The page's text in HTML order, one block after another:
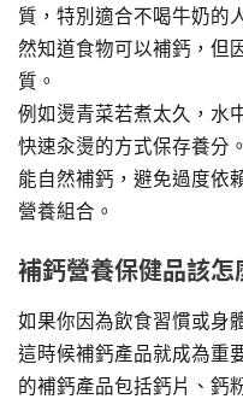
質，特別適合不喝牛奶的
然知道食物可以補鈣，但
質。
例如燙青菜若煮太久，水
快速汆燙的方式保存養分
能自然補鈣，避免過度依
營養組合。
補鈣營養保健品該怎
如果你因為飲食習慣或身
這時候補鈣產品就成為重
的補鈣產品包括鈣片、鈣